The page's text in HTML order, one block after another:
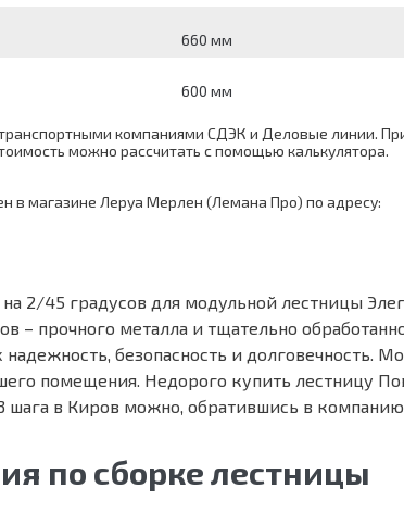
660 мм
600 мм
компаниями СДЭК и Деловые линии.
можно рассчитать с помощью калькулятора.
в магазине Леруа Мерлен (Лемана Про) по адресу:
2/45 градусов для модульной лестницы
– прочного металла и тщательно
надежность, безопасность и
помещения. Недорого купить лестницу
шага в Киров можно, обратившись в
по сборке лестницы